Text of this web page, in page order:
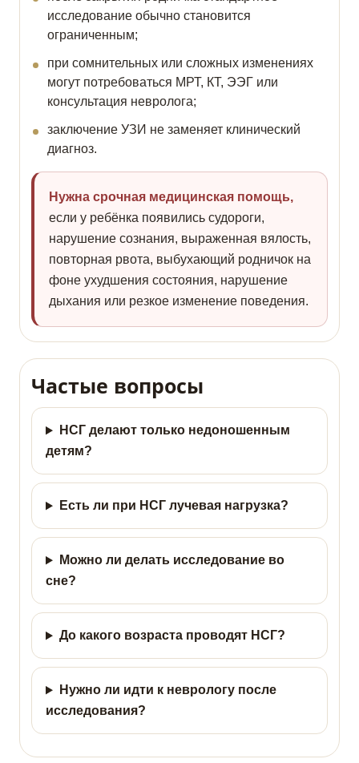
исследование обычно становится
ограниченным;
при сомнительных или сложных изменениях
могут потребоваться МРТ, КТ, ЭЭГ или
консультация невролога;
заключение УЗИ не заменяет клинический
диагноз.
Нужна срочная медицинская помощь,
если у ребёнка появились судороги,
нарушение сознания, выраженная вялость,
повторная рвота, выбухающий родничок на
фоне ухудшения состояния, нарушение
дыхания или резкое изменение поведения.
Частые вопросы
НСГ делают только недоношенным
детям?
Есть ли при НСГ лучевая нагрузка?
Можно ли делать исследование во
сне?
До какого возраста проводят НСГ?
Нужно ли идти к неврологу после
исследования?